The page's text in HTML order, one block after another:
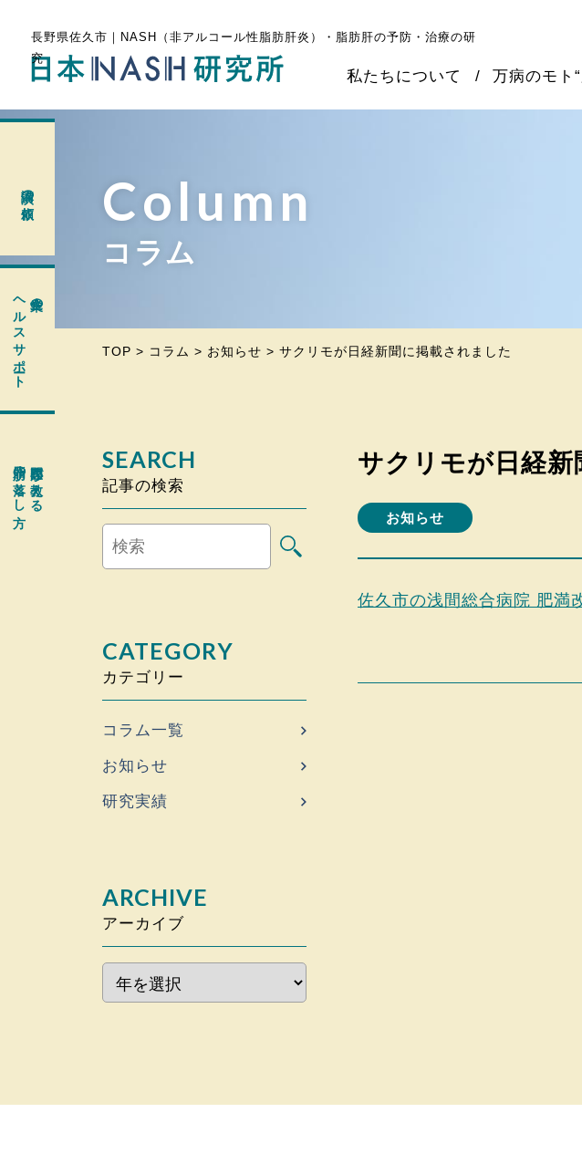
長野県佐久市｜NASH（非アルコール性脂肪肝炎）・脂肪肝の予防・治療の研
究
私たちについて 万病のモト
Column
コラム
TOP > コラム > お知らせ > サクリモが日経新聞に掲載されました
サクリモが日経
お知らせ
佐久市の浅間総合病院 肥満
SEARCH
記事の検索
CATEGORY
カテゴリー
コラム一覧
お知らせ
研究実績
ARCHIVE
アーカイブ
講演の依頼
企業の
ヘルスサポート
専門医が教える
脂肪の落とし方